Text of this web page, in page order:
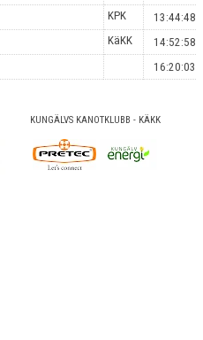
KPK
13:44:48
KäKK
14:52:58
16:20:03
KUNGÄLVS KANOTKLUBB - KÄKK